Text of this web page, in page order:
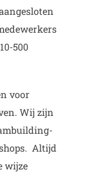
500
voor
Wij zijn
Altijd
wijze